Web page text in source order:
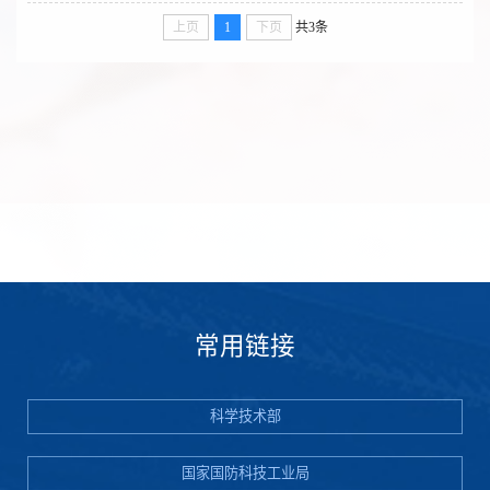
上页 1 下页 共3条
常用链接
科学技术部
国家国防科技工业局